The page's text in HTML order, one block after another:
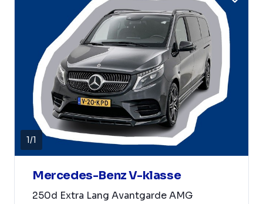
1/1
Mercedes-Benz V-klasse
250d Extra Lang Avantgarde AMG